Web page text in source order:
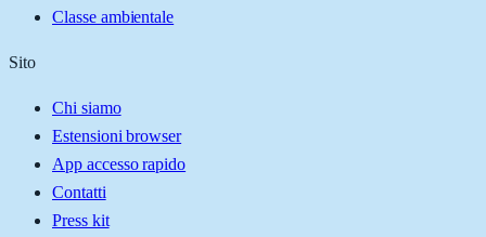
Classe ambientale
Sito
Chi siamo
Estensioni browser
App accesso rapido
Contatti
Press kit